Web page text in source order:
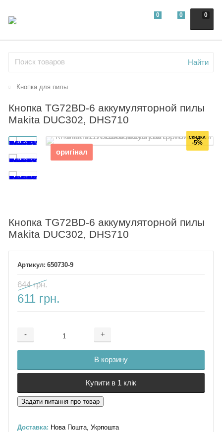
0
0 0
Найти
Кнопка для пилы
Кнопка TG72BD-6 аккумуляторной пилы
Makita DUC302, DHS710
СКИДКА
-5%
оригінал
Кнопка TG72BD-6 аккумуляторной пилы
Makita DUC302, DHS710
650730-9
644 грн.
611 грн.
- +
Добавляется...
В корзину
Добавлен
Купити в 1 клік
Доставка: Нова Пошта, Укрпошта